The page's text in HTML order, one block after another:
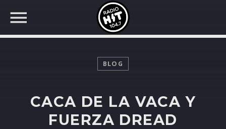
BUSCAR EN RADIO HIT
COMPARTE EN...
BLOG
CACA DE LA VACA Y
FUERZA DREAD